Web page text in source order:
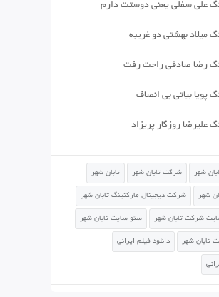
علی سفلی یعنی دوستت دارم
میلاد بهشتی دو غریبه
رضا صادقی راحت رفت
پویا بیاتی بی انصاف
علیرضا روزگار پریزاد
شهر شرکت تابان شهر تابان شهر
شهر شرکت دیجیتال مارکتینگ تابان شهر
شرکت تابان شهر سئو سایت تابان شهر
تابان شهر دانلود فیلم ایرانی